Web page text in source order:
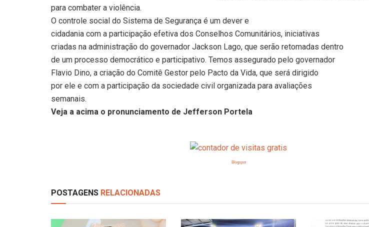
para combater a violência.
O controle social do Sistema de Segurança é um dever e
cidadania com a participação efetiva dos Conselhos Comunitários, iniciativas
criadas na administração do governador Jackson Lago, que serão retomadas dentro
de um processo democrático e participativo. Temos assegurado pelo governador
Flavio Dino, a criação do Comitê Gestor pelo Pacto da Vida, que será dirigido
por ele e com a participação da sociedade civil organizada para avaliações
semanais.
Veja a acima o pronunciamento de Jefferson Portela
Blogspot
POSTAGENS RELACIONADAS